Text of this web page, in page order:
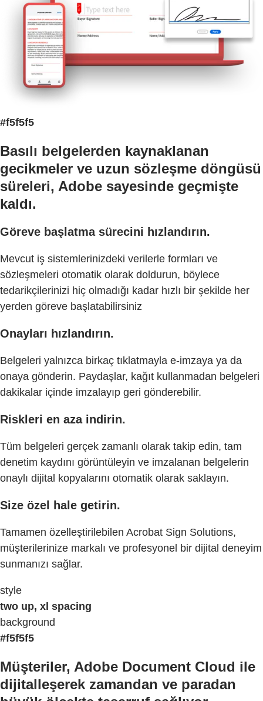
#f5f5f5
Basılı belgelerden kaynaklanan
gecikmeler ve uzun sözleşme döngüsü
süreleri, Adobe sayesinde geçmişte
kaldı.
Göreve başlatma sürecini hızlandırın.
Mevcut iş sistemlerinizdeki verilerle formları ve
sözleşmeleri otomatik olarak doldurun, böylece
tedarikçilerinizi hiç olmadığı kadar hızlı bir şekilde her
yerden göreve başlatabilirsiniz
Onayları hızlandırın.
Belgeleri yalnızca birkaç tıklatmayla e-imzaya ya da
onaya gönderin. Paydaşlar, kağıt kullanmadan belgeleri
dakikalar içinde imzalayıp geri gönderebilir.
Riskleri en aza indirin.
Tüm belgeleri gerçek zamanlı olarak takip edin, tam
denetim kaydını görüntüleyin ve imzalanan belgelerin
onaylı dijital kopyalarını otomatik olarak saklayın.
Size özel hale getirin.
Tamamen özelleştirilebilen Acrobat Sign Solutions,
müşterilerinize markalı ve profesyonel bir dijital deneyim
sunmanızı sağlar.
style
two up, xl spacing
background
#f5f5f5
Müşteriler, Adobe Document Cloud ile
dijitalleşerek zamandan ve paradan